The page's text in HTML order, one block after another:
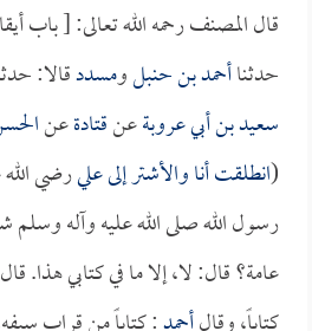
قال المصنف رحمه الله تعالى: [ باب
حدثناأحمد بن حنبلومسددقالا:
سعيد بن أبي عروبةعنقتادةعن
(انطلقت أنا والأشترإلىعليرضي
رسول الله صلى الله عليه وآله وسلم
عامة؟ قال: لا، إلا ما في كتابي هذا.